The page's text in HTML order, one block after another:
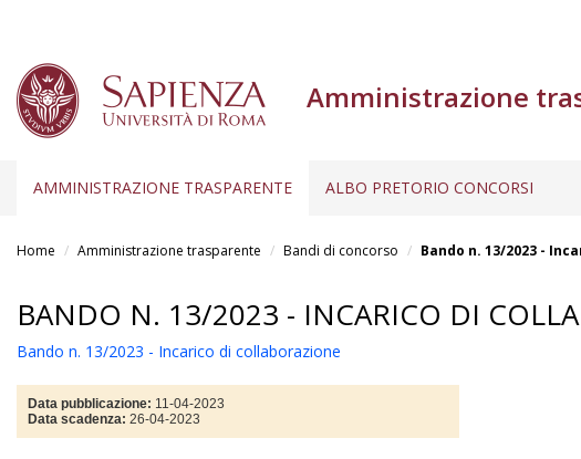
Amministrazione
AMMINISTRAZIONE TRASPARENTE ALBO PRETORIO CONCORSI
Home Amministrazione trasparente Bandi di concorso Bando n. 13/2023 -
BANDO N. 13/2023 - INCARICO DI
Bando n. 13/2023 - Incarico di collaborazione
Data pubblicazione: 11-04-2023
Data scadenza: 26-04-2023